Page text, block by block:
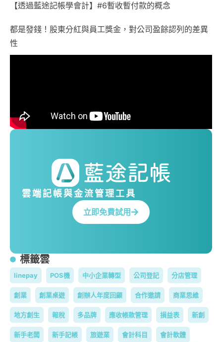
【透過藍途記帳學會計】#6暫收暫付款的概念
都是發錢！股東分紅與員工獎金，對公司盈餘認列的差異
性
雲端記帳與金流管理工具
立即免費試用
標籤雲
linepay POS機 中小企業轉型 公司登記 分店管理
創業 創業桌遊 創辦人年度回顧 合作邀請 商業思維
地方創生 報稅 多品牌 應收帳款管理 損益表 新創
新手老闆 新手記帳 旅遊業 會計科目 會計軟體